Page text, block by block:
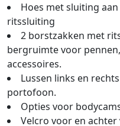
Hoes met sluiting
ritssluiting
2 borstzakken met
bergruimte voor
accessoires.
Lussen links en
portofoon.
Opties voor
Velcro voor en